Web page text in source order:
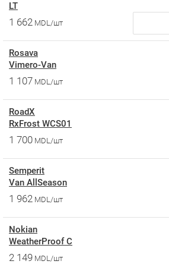
LT
1 662 MDL/шт
Rosava
Vimero-Van
1 107 MDL/шт
RoadX
RxFrost WCS01
1 700 MDL/шт
Semperit
Van AllSeason
1 962 MDL/шт
Nokian
WeatherProof C
2 149 MDL/шт